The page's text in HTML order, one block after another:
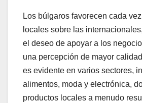
Los búlgaros favorecen cada
locales sobre las
el deseo de apoyar a los
una percepción de mayor
es evidente en varios sectores,
alimentos, moda y electrónica,
productos locales a menudo